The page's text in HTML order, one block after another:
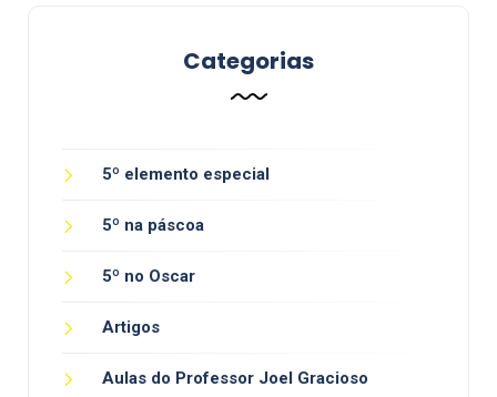
Categorias
5º elemento especial
5º na páscoa
5º no Oscar
Artigos
Aulas do Professor Joel Gracioso